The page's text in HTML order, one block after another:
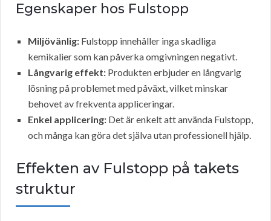
Egenskaper hos Fulstopp
Miljövänlig: Fulstopp innehåller inga skadliga
kemikalier som kan påverka omgivningen negativt.
Långvarig effekt: Produkten erbjuder en långvarig
lösning på problemet med påväxt, vilket minskar
behovet av frekventa appliceringar.
Enkel applicering: Det är enkelt att använda Fulstopp,
och många kan göra det själva utan professionell hjälp.
Effekten av Fulstopp på takets
struktur